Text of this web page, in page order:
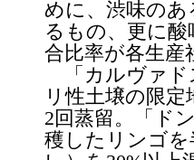
めに、渋味の
るもの、更に
合比率が各生
「カルヴァド
リ性土壌の限
2回蒸留。「ド
穫したリンゴ